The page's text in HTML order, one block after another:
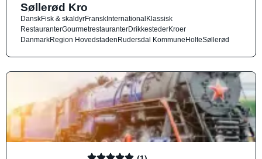
Søllerød Kro
DanskFisk & skaldyrFranskInternationalKlassisk
RestauranterGourmetrestauranterDrikkestederKroer
DanmarkRegion HovedstadenRudersdal KommuneHolteSøllerød